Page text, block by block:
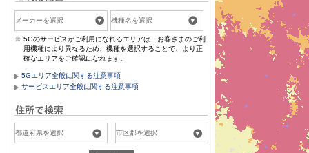
5Gのサービスがご利用になれるエリアは、お客さまのご利
用機種により異なるため、機種を選択することで、より正
確なエリアをご確認になれます。
5Gエリア全般に関する注意事項
サービスエリア全般に関する注意事項